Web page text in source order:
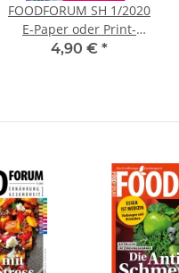
FOODFORUM SH 1/2020
E-Paper oder Print-
Ausgabe
4,90 € *